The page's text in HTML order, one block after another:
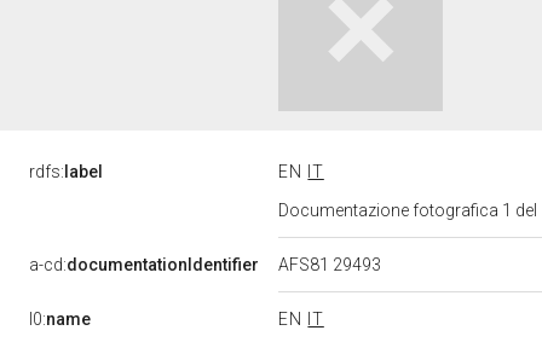
rdfs: label EN
IT
Documentazione fotografica 1
a-cd:documentationIdentifier AFS81 29493
l0:name EN
IT